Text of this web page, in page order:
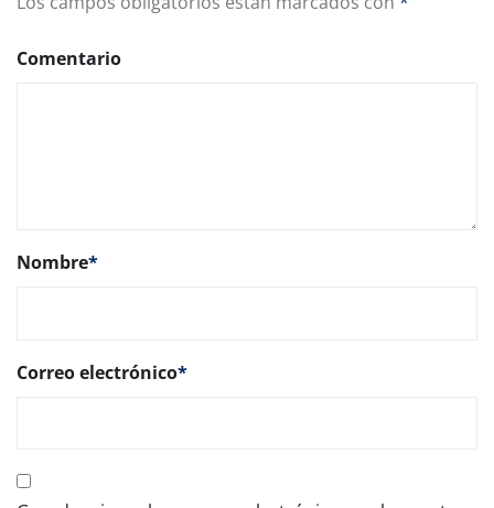
Comentario
Nombre*
Correo electrónico*